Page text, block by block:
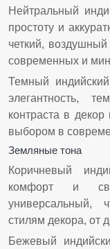
Нейтральный
простоту и
четкий,
современных и
Темный
элегантность,
контраста в
выбором в
Земляные тона
Коричневый
комфорт и
универсальный,
стилям декора, от
Бежевый